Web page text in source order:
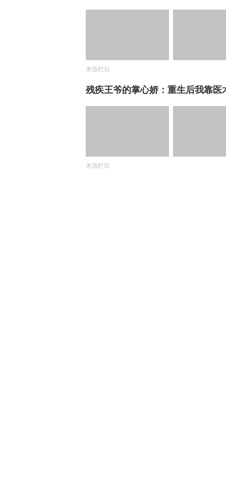
来源栏目
残疾王爷的掌心娇：重生后我靠医
来源栏目